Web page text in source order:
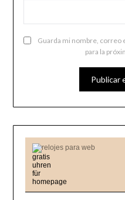
Guarda mi nombre, correo
para la
relojes para web